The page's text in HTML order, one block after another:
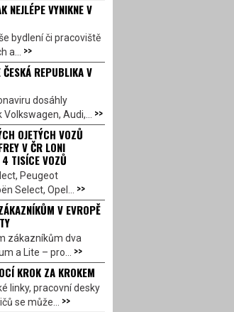
NEJLÉPE VYNIKNE V
bydlení či pracoviště
a... >>
REPUBLIKA V
dosáhly
Audi,... >>
OJETÝCH VOZŮ
V ČR LONI
TISÍCE VOZŮ
Peugeot
Select, Opel... >>
V EVROPĚ
zákazníkům dva
a Lite – pro... >>
KROK ZA KROKEM
linky, pracovní desky
se může... >>